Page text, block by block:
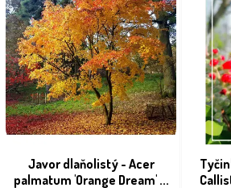
Javor dlaňolistý - Acer
palmatum 'Orange Dream' ...